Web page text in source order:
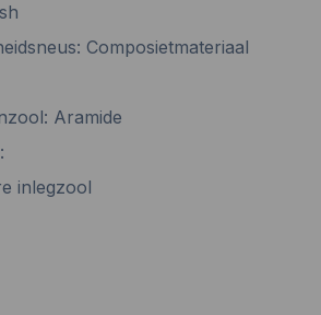
Composietmateriaal
Aramide
inlegzool